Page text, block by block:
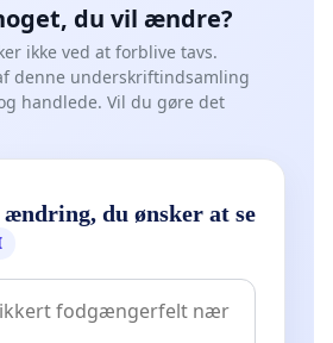
du vil ændre?
ikke ved at forblive tavs.
denne underskriftindsamling
handlede. Vil du gøre det
du ønsker at se